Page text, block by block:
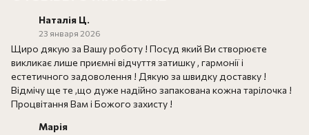
Наталія Ц.
23 января 2026
Щиро дякую за Вашу роботу ! Посуд який Ви створюєте
викликає лише приємні відчуття затишку , гармонії і
естетичного задоволення ! Дякую за швидку доставку !
Відмічу ще те ,що дуже надійно запакована кожна тарілочка !
Процвітання Вам і Божого захисту !
Марія